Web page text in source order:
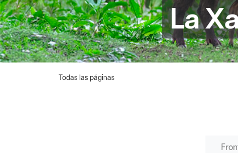
La
Todas las páginas